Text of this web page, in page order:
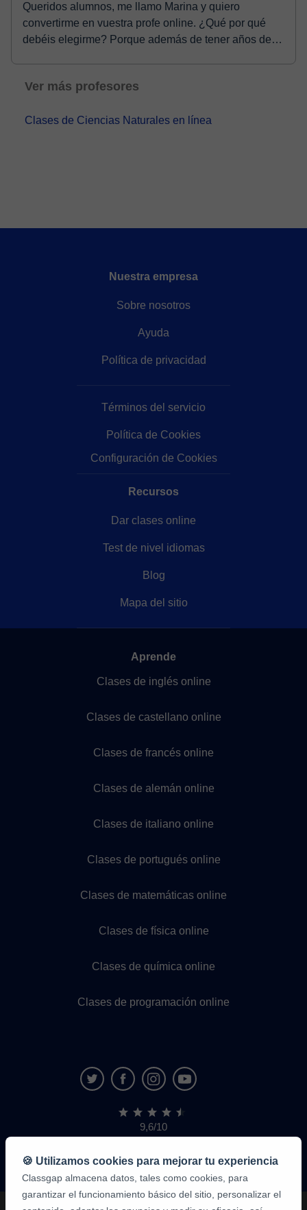
Queridos alumnos, me llamo Marina y quiero
convertirme en vuestra profe online. ¿Qué por qué
debéis elegirme? Porque además de tener años de
Ver más profesores
Clases de Ciencias Naturales en línea
Nuestra empresa
Sobre nosotros
Ayuda
Política de privacidad
Términos del servicio
Política de Cookies
Configuración de Cookies
Recursos
Dar clases online
Test de nivel idiomas
Blog
Mapa del sitio
Aprende
Clases de inglés online
Clases de castellano online
Clases de francés online
Clases de alemán online
Clases de italiano online
Clases de portugués online
Clases de matemáticas online
Clases de física online
Clases de química online
Clases de programación online
9,6/10
1,339,284
de
alumnos
🍪 Utilizamos cookies para mejorar tu experiencia
Classgap almacena datos, tales como cookies, para
garantizar el funcionamiento básico del sitio, personalizar el